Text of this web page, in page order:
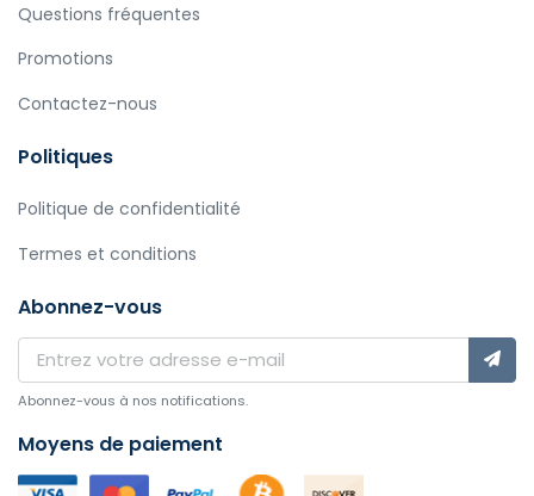
Questions fréquentes
Promotions
Contactez-nous
Politiques
Politique de confidentialité
Termes et conditions
Abonnez-vous
Abonnez-vous à nos notifications.
Moyens de paiement